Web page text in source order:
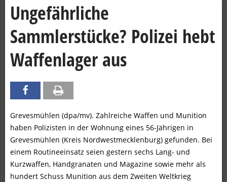
Ungefährliche
Sammlerstücke? Polizei hebt
Waffenlager aus
Grevesmühlen (dpa/mv). Zahlreiche Waffen und Munition
haben Polizisten in der Wohnung eines 56-Jährigen in
Grevesmühlen (Kreis Nordwestmecklenburg) gefunden. Bei
einem Routineeinsatz seien gestern sechs Lang- und
Kurzwaffen, Handgranaten und Magazine sowie mehr als
hundert Schuss Munition aus dem Zweiten Weltkrieg